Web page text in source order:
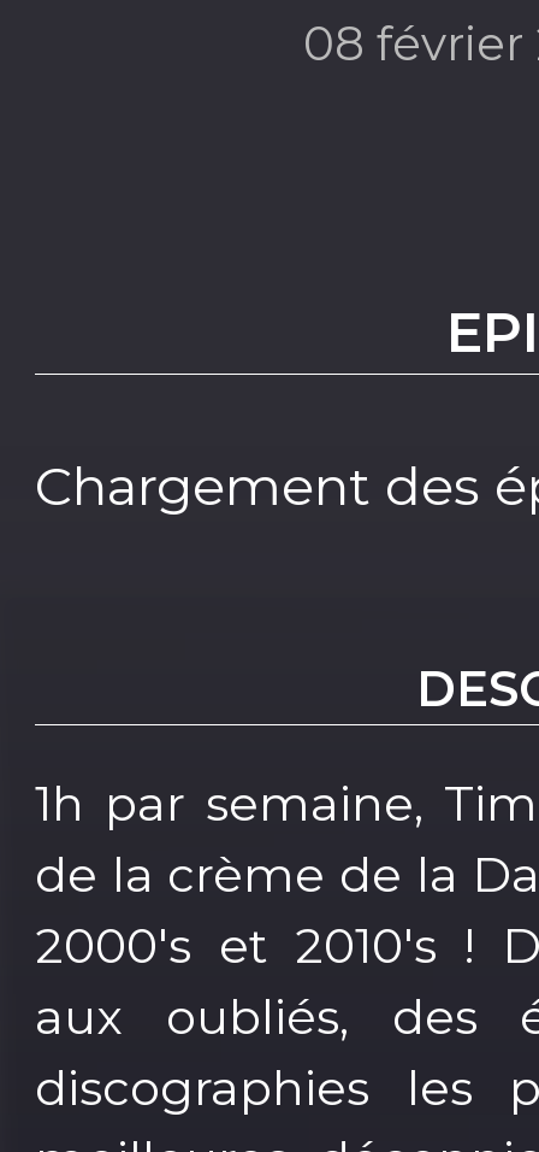
08
Chargement des
1h par semaine,
de la crème de la
2000's et 2010's !
aux oubliés, des
discographies les